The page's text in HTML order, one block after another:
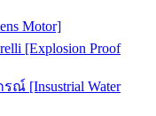
Motor]
[Explosion Proof
[Insustrial Water